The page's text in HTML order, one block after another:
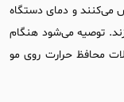
می‌کنند و دمای دستگاه
توصیه می‌شود هنگام
محافظ حرارت روی مو